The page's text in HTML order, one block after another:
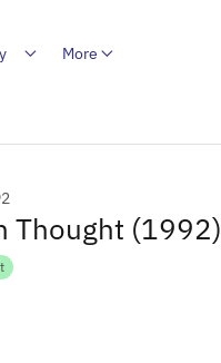
More
Thought (1992)